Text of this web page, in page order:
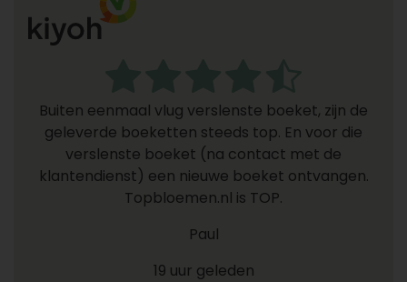
Buiten eenmaal vlug verslenste boeket, zijn de
geleverde boeketten steeds top. En voor die
verslenste boeket (na contact met de
klantendienst) een nieuwe boeket ontvangen.
Topbloemen.nl is TOP.
Paul
19 uur geleden